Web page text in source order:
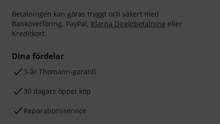
Betalningen kan göras tryggt och säkert med
Banköverföring, PayPal, Klarna Direktbetalning eller
Kreditkort.
Dina fördelar
3-år Thomann-garanti
30 dagars öppet köp
Reparationsservice